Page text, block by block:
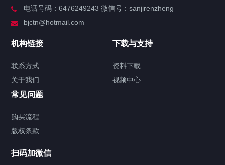
服务分类
签署类文件海牙认证程序费用
视频中心
电话号码：6476249243 微信号：sanjirenzheng
bjctn@hotmail.com
机构链接
联系方式
关于我们
下载与支持
资料下载
视频中心
常见问题
购买流程
版权条款
扫码加微信